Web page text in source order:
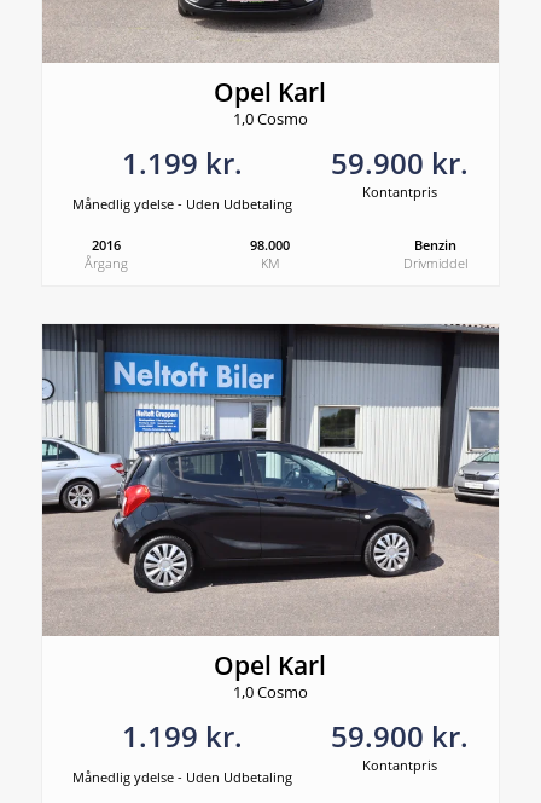
Opel Karl
1,0 Cosmo
1.199 kr.
Månedlig ydelse - Uden Udbetaling
59.900 kr.
Kontantpris
2016
Årgang
98.000
KM
Benzin
Drivmiddel
Opel Karl
1,0 Cosmo
1.199 kr.
Månedlig ydelse - Uden Udbetaling
59.900 kr.
Kontantpris